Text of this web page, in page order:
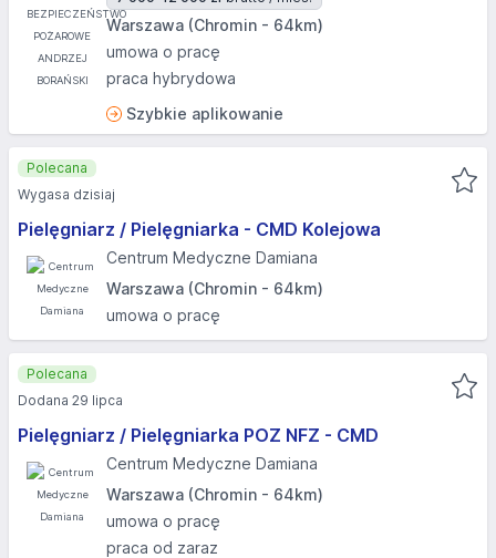
Warszawa (Chromin - 64km)
umowa o pracę
praca hybrydowa
Szybkie aplikowanie
Pielęgniarz / Pielęgniarka - CMD Kolejowa
Centrum Medyczne Damiana
Warszawa (Chromin - 64km)
umowa o pracę
Polecana
Wygasa dzisiaj
Pielęgniarz / Pielęgniarka POZ NFZ - CMD
Centrum Medyczne Damiana
Warszawa (Chromin - 64km)
umowa o pracę
praca od zaraz
Polecana
Dodana 29 lipca